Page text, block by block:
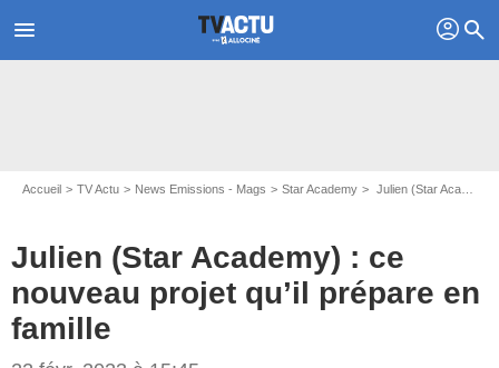
menu profil search
Accueil TV Actu News Emissions - Mags Star Academy Julien (Star Academy) : ce nouveau projet qu’il prépare en famille
Julien (Star Academy) : ce
nouveau projet qu’il prépare en
famille